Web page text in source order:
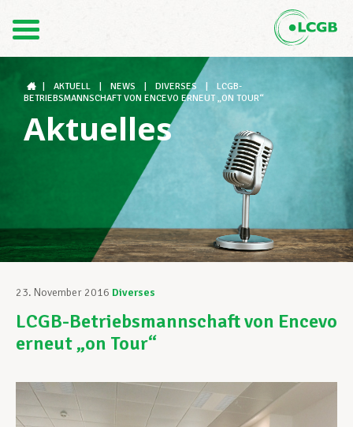
FR
Der LCGB
Gewerkschaftsstrukturen
Unterstützung im Arbeitsalltag
Ihre Rechte
Unterstützung im Privatleben
AKTUELL NEWS DIVERSES
LCGB-
BETRIEBSMANNSCHAFT VON ENCEVO ERNEUT „ON TOUR“
Aktuelles
23. November 2016 Diverses
LCGB-Betriebsmannschaft von Encevo
erneut „on Tour“